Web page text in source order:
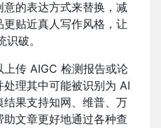
的表达方式来替换，减
贴近真人写作风格，让
破。
上传 AIGC 检测报告或论
理其中可能被识别为 AI
果支持知网、维普、万
文章更好地通过各种查